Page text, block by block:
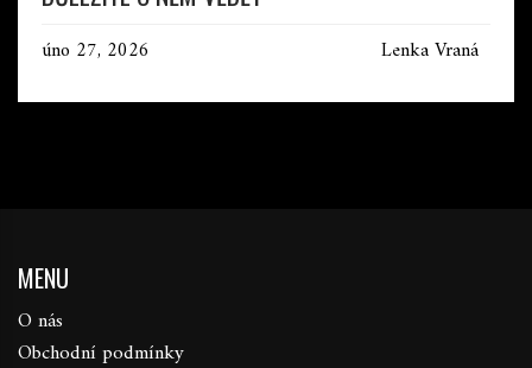
úno 27, 2026 Lenka Vraná
MENU
O nás
Obchodní podmínky